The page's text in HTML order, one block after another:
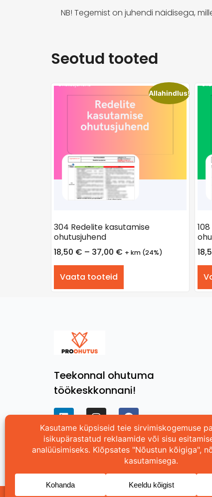
NB! Tegemist on juhendi näidisega,
Seotud tooted
Allahindlus!
304 Redelite kasutamise
ohutusjuhend
18,50 € – 37,00 € + km (24%)
Vaata tooteid
Teekonnal ohutuma
töökeskkonnani!